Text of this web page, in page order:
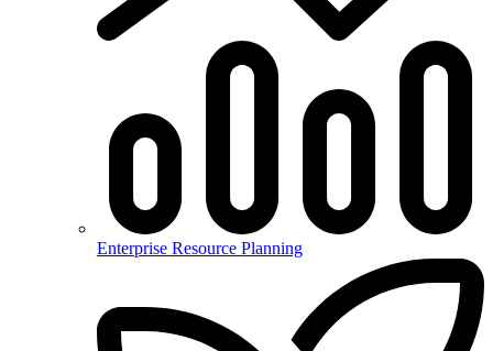
Enterprise Resource Planning